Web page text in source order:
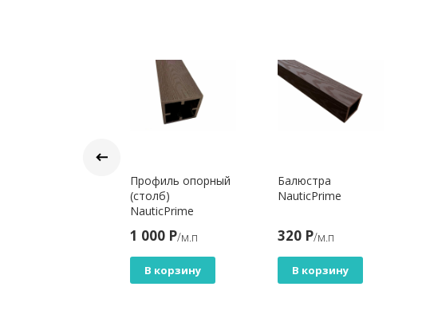
Профиль опорный
(столб)
NauticPrime
1 000 Р/м.п
В корзину
Балюстра
NauticPrime
320 Р/м.п
В корзину